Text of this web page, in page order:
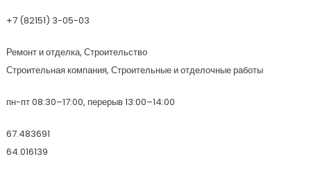
+7 (82151) 3-05-03
Ремонт и отделка, Строительство
Строительная компания, Строительные и отделочные работы
пн-пт 08:30–17:00, перерыв 13:00–14:00
67.483691
64.016139